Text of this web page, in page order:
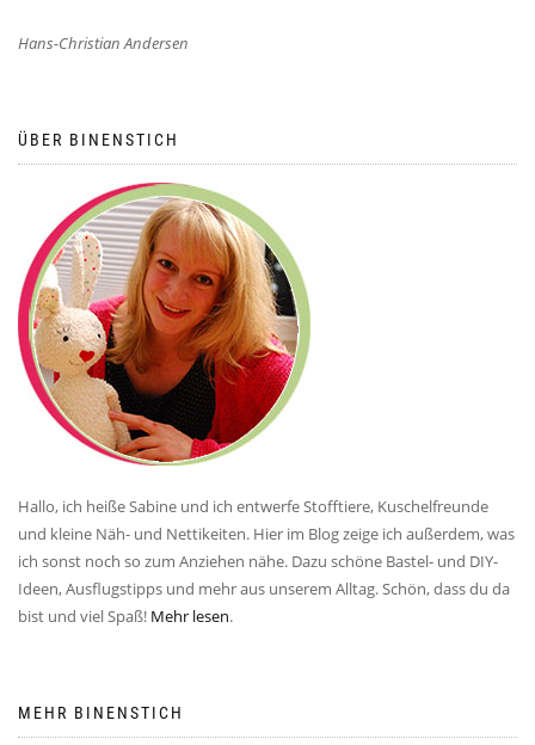
Hans-Christian Andersen
ÜBER BINENSTICH
Hallo, ich heiße Sabine und ich entwerfe Stofftiere, Kuschelfreunde
und kleine Näh- und Nettikeiten. Hier im Blog zeige ich außerdem, was
ich sonst noch so zum Anziehen nähe. Dazu schöne Bastel- und DIY-
Ideen, Ausflugstipps und mehr aus unserem Alltag. Schön, dass du da
bist und viel Spaß! Mehr lesen.
MEHR BINENSTICH